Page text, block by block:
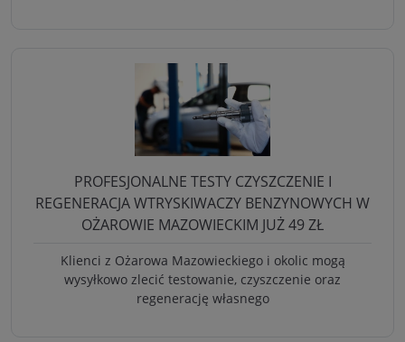
PROFESJONALNE TESTY CZYSZCZENIE I
REGENERACJA WTRYSKIWACZY BENZYNOWYCH W
OŻAROWIE MAZOWIECKIM JUŻ 49 ZŁ
Klienci z Ożarowa Mazowieckiego i okolic mogą
wysyłkowo zlecić testowanie, czyszczenie oraz
regenerację własnego